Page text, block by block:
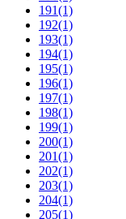
191(1)
192(1)
193(1)
194(1)
195(1)
196(1)
197(1)
198(1)
199(1)
200(1)
201(1)
202(1)
203(1)
204(1)
205(1)